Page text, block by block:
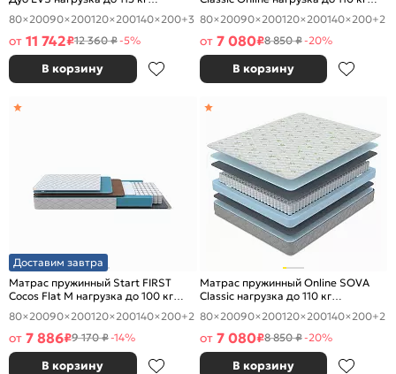
1200x2000
80×20090×200120×200140×200+3
от 11 742₽12 360 ₽-5%
В корзину
1200x2000
80×20090×200120×200140×200+2
от 7 080₽8 850 ₽-20%
В корзину
Доставим завтра
Матрас пружинный Start FIRST
Cocos Flat M нагрузка до 100 кг
1200x2000
80×20090×200120×200140×200+2
от 7 886₽9 170 ₽-14%
В корзину
Матрас пружинный Online SOVA
Classic нагрузка до 110 кг
1200x2000
80×20090×200120×200140×200+2
от 7 080₽8 850 ₽-20%
В корзину